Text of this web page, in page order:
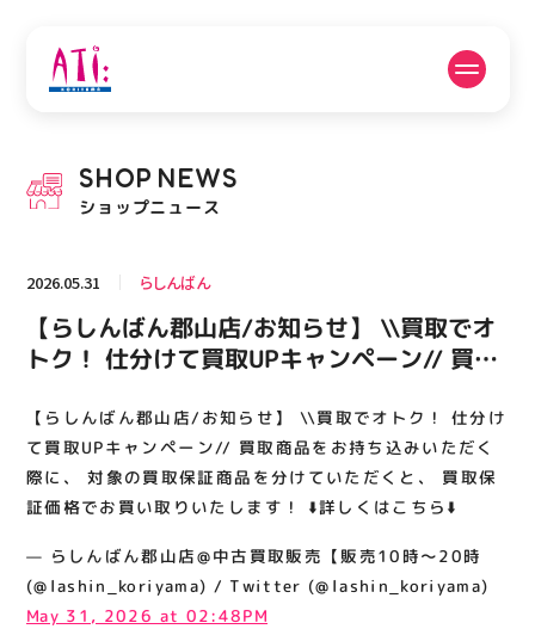
PICK UP NEWS
ピックアップニュース
フロアガイド 営業時間
ACCESS
アクセス・駐車場
RECRUIT
スタッフ募集
関連情報
お知らせ
SHOP NEWS
ショップニュース
2026.05.31 らしんばん
【らしんばん郡山店/お知らせ】 \\買取でオ
トク！ 仕分けて買取UPキャンペーン// 買取
取保証商品を分けていただくと、 買取保証
価格でお買い取りいたします！ ⬇️詳しくはこ
ちら⬇️
【らしんばん郡山店/お知らせ】 \\買取でオトク！ 仕分け
て買取UPキャンペーン// 買取商品をお持ち込みいただく
際に、 対象の買取保証商品を分けていただくと、 買取保
証価格でお買い取りいたします！ ⬇️詳しくはこちら⬇️
— らしんばん郡山店@中古買取販売【販売10時～20時
(@lashin_koriyama) / Twitter (@lashin_koriyama)
May 31, 2026 at 02:48PM